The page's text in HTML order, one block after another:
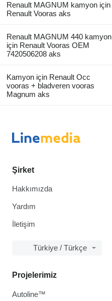
Renault MAGNUM kamyon için
Renault Vooras aks
Renault MAGNUM 440 kamyon
için Renault Vooras OEM
7420506208 aks
Kamyon için Renault Occ
vooras + bladveren vooras
Magnum aks
Şirket
Hakkımızda
Yardım
İletişim
Türkiye / Türkçe
Projelerimiz
Autoline™